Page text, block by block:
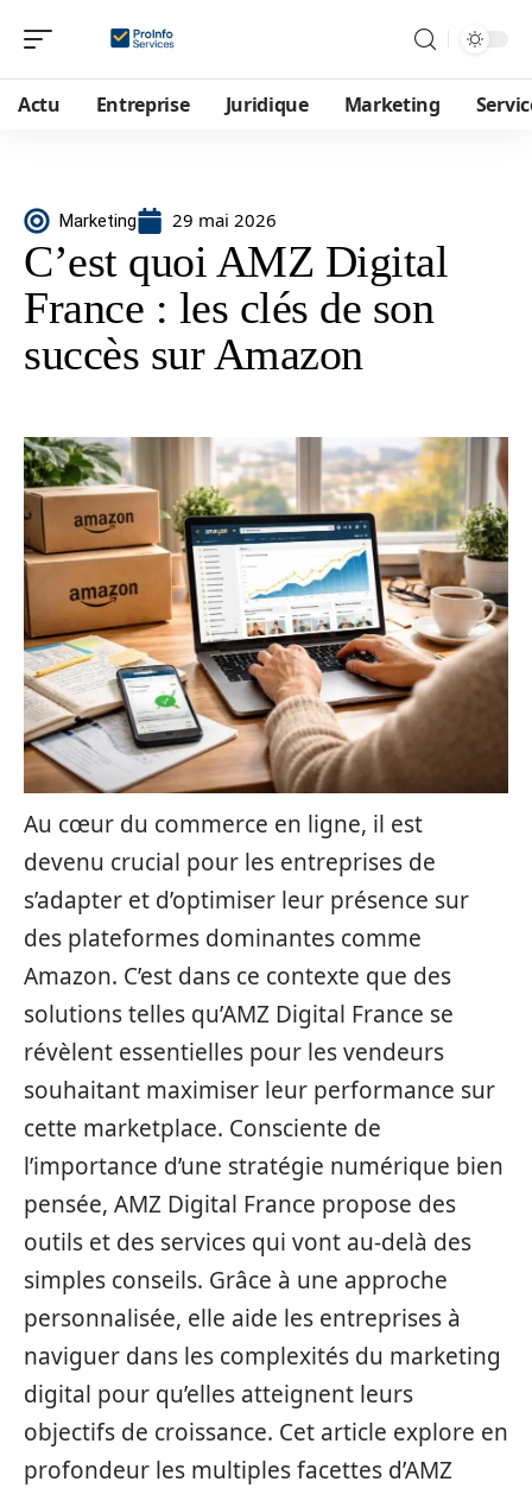
Actu Entreprise Juridique Marketing
Marketing 29 mai 2026
C’est quoi AMZ Digital
France : les clés de son
succès sur Amazon
Au cœur du commerce en ligne, il est
devenu crucial pour les entreprises de
s’adapter et d’optimiser leur présence sur
des plateformes dominantes comme
Amazon. C’est dans ce contexte que des
solutions telles qu’AMZ Digital France se
révèlent essentielles pour les vendeurs
souhaitant maximiser leur performance sur
cette marketplace. Consciente de
l’importance d’une stratégie numérique bien
pensée, AMZ Digital France propose des
outils et des services qui vont au-delà des
simples conseils. Grâce à une approche
personnalisée, elle aide les entreprises à
naviguer dans les complexités du marketing
digital pour qu’elles atteignent leurs
objectifs de croissance. Cet article explore en
profondeur les multiples facettes d’AMZ